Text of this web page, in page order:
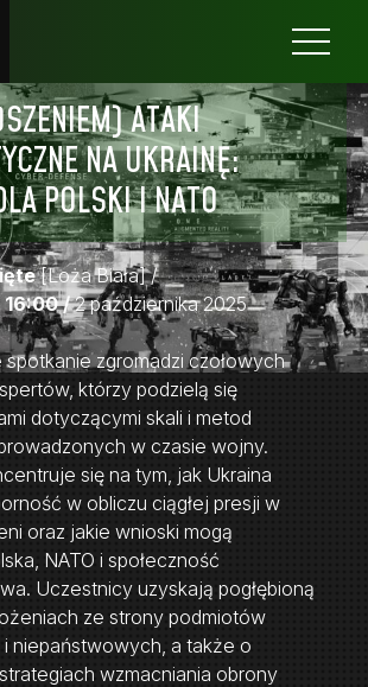
Otwórz
ATAKI
NA UKRAINĘ:
POLSKI I NATO
[Loża Biała]/
16:00 / 2 października 2025
zgromadzi czołowych
którzy podzielą się
dotyczącymi skali i metod
w czasie wojny.
się na tym, jak Ukraina
w obliczu ciągłej presji w
oraz jakie wnioski mogą
NATO i społeczność
Uczestnicy uzyskają pogłębioną
ze strony podmiotów
niepaństwowych, a także o
wzmacniania obrony